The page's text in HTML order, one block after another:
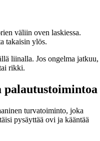
väliin oven laskiessa.
takaisin ylös.
liinalla. Jos ongelma jatkuu,
rikki.
palautustoimintoa
turvatoiminto, joka
pysäyttää ovi ja kääntää